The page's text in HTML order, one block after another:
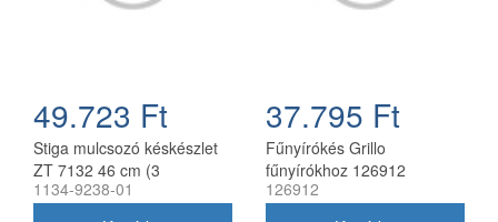
49.723 Ft
Stiga mulcsozó késkészlet
ZT 7132 46 cm (3
db/csomag) 1134-9238-01
1134-9238-01
37.795 Ft
Fűnyírókés Grillo
fűnyírókhoz 126912
126912